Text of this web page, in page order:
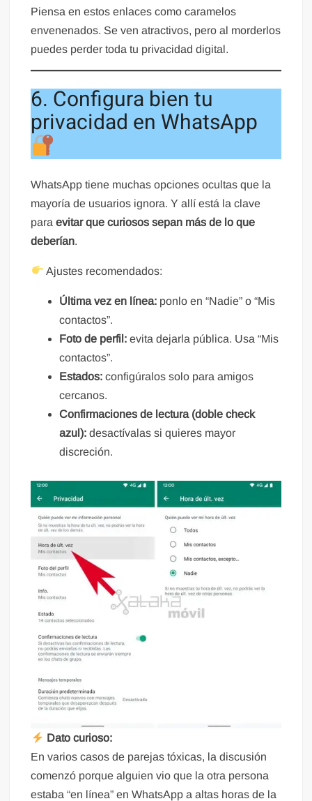
Piensa en estos enlaces como caramelos
envenenados. Se ven atractivos, pero al morderlos
puedes perder toda tu privacidad digital.
6. Configura bien tu
privacidad en WhatsApp
WhatsApp tiene muchas opciones ocultas que la
mayoría de usuarios ignora. Y allí está la clave
paraevitar que curiosos sepan más de lo que
deberían.
Ajustes recomendados:
Última vez en línea: ponlo en “Nadie” o “Mis
contactos”.
Foto de perfil: evita dejarla pública. Usa “Mis
contactos”.
Estados: configúralos solo para amigos
cercanos.
Confirmaciones de lectura (doble check
azul): desactívalas si quieres mayor
discreción.
Dato curioso:
En varios casos de parejas tóxicas, la discusión
comenzó porque alguien vio que la otra persona
estaba “en línea” en WhatsApp a altas horas de la